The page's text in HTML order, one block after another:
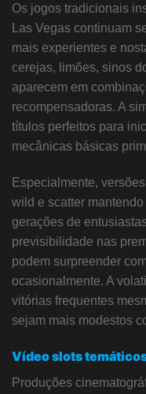
Os jogos tradicionais
Las Vegas continuam
mais experientes e
cerejas, limões, sinos
aparecem em
recompensadoras. A
títulos perfeitos para
mecânicas básicas
Especialmente,
wild e scatter
gerações de
previsibilidade nas
podem surpreender
ocasionalmente. A
vitórias frequentes
sejam mais modestos
Vídeo slots
Produções